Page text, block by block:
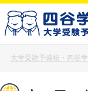
大学受験予備校・四谷